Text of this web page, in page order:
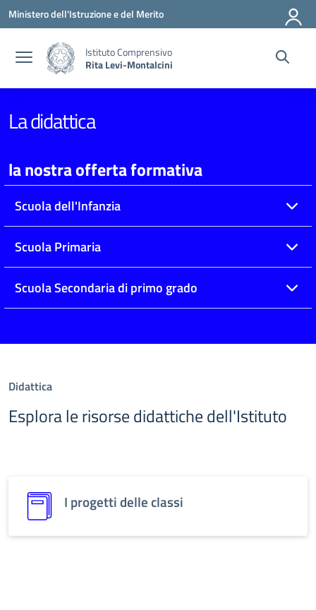
Vai ai contenuti
Vai al menu di navigazione
Vai al footer
Ministero dell'Istruzione e del Merito
Istituto Comprensivo
Rita Levi-Montalcini
La didattica
la nostra offerta formativa
Scuola dell'Infanzia
Scuola Primaria
Scuola Secondaria di primo grado
Didattica
Esplora le risorse didattiche dell'Istituto
I progetti delle classi